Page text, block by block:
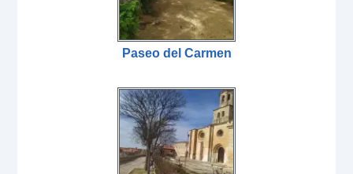
Paseo del Carmen